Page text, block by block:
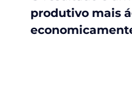
produtivo mais